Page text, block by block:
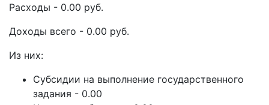
Расходы - 0.00 руб.
Доходы всего - 0.00 руб.
Из них:
Субсидии на выполнение государственного
задания - 0.00